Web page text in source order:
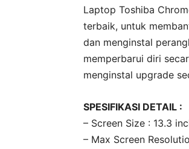
Laptop Toshiba
terbaik, untuk
dan menginstal
memperbarui diri
menginstal upgrade
SPESIFIKASI DETAIL :
– Screen Size : 13.3
– Max Screen